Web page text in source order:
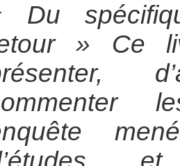
Du
» Ce